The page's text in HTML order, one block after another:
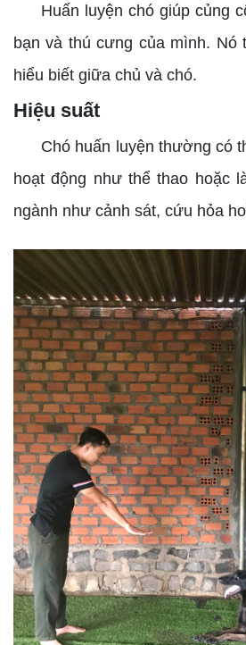
Huấn luyện chó giúp củng
bạn và thú cưng của mình. Nó
hiểu biết giữa chủ và chó.
Hiệu suất
Chó huấn luyện thường có
hoạt động như thể thao hoặc
ngành như cảnh sát, cứu hỏa